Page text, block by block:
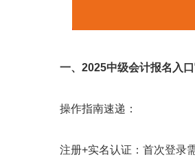
一、2025中级会计报名入
操作指南速递：
注册+实名认证：首次登录需